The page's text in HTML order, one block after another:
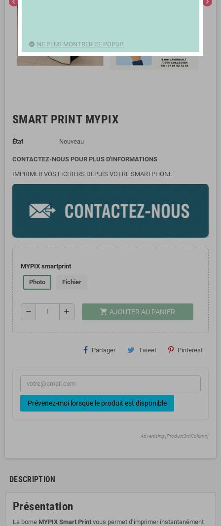
SMART PRINT MYPIX
État Nouveau
CONTACTEZ-NOUS POUR PLUS D'INFORMATIONS
IMPRIMER VOS FICHIERS DEPUIS VOTRE SMARTPHONE.
MYPIX smartprint
Photo Fichier
remove add shopping_cart AJOUTER AU PANIER
Partager Tweet Pinterest
Prévenez-moi lorsque le produit est disponible
Advertising [Product3rdColumn]
DESCRIPTION
Présentation
La borne MYPIX Smart Print vous permet d’imprimer instantanément
NE PLUS MONTRER CE POPUP.